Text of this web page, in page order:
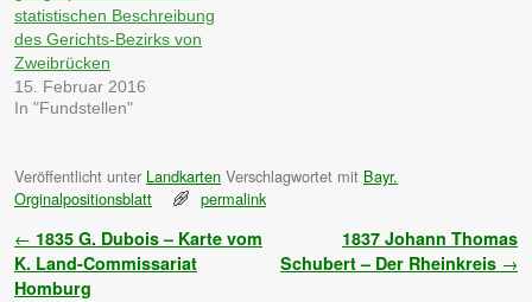
statistischen Beschreibung
des Gerichts-Bezirks von
Zweibrücken
15. Februar 2016
In "Fundstellen"
Veröffentlicht unter Landkarten Verschlagwortet mit Bayr.
Orginalpositionsblatt
permalink
Artikelnavigation
← 1835 G. Dubois – Karte vom
K. Land-Commissariat
Homburg
1837 Johann Thomas
Schubert – Der Rheinkreis →